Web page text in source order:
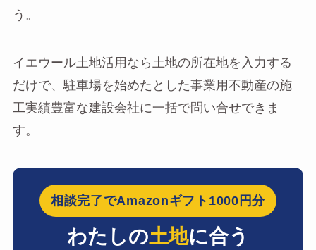
う。
イエウール土地活用なら土地の所在地を入力する
だけで、駐車場を始めたとした事業用不動産の施
工実績豊富な建設会社に一括で問い合せできま
す。
相談完了でAmazonギフト1000円分
わたしの土地に合う